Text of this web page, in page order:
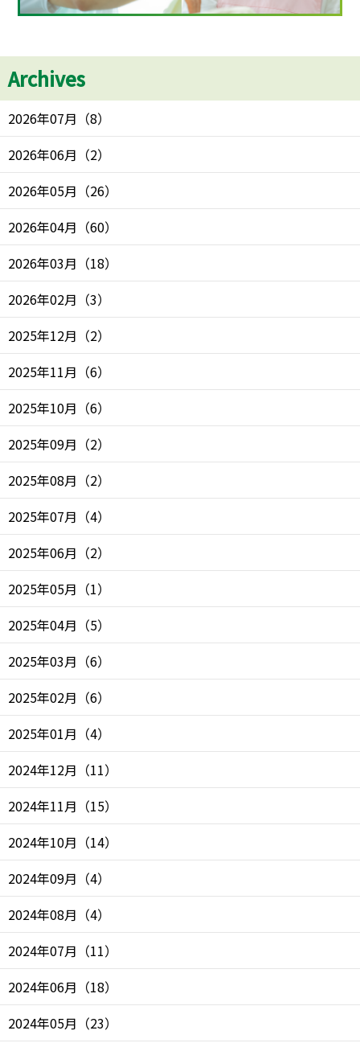
Archives
2026年07月 （8）
2026年06月 （2）
2026年05月 （26）
2026年04月 （60）
2026年03月 （18）
2026年02月 （3）
2025年12月 （2）
2025年11月 （6）
2025年10月 （6）
2025年09月 （2）
2025年08月 （2）
2025年07月 （4）
2025年06月 （2）
2025年05月 （1）
2025年04月 （5）
2025年03月 （6）
2025年02月 （6）
2025年01月 （4）
2024年12月 （11）
2024年11月 （15）
2024年10月 （14）
2024年09月 （4）
2024年08月 （4）
2024年07月 （11）
2024年06月 （18）
2024年05月 （23）